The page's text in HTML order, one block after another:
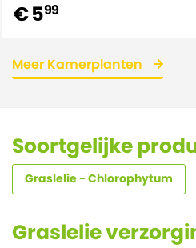
€ 599
Meer Kamerplanten
Soortgelijke
Graslelie - Chlorophytum
Graslelie